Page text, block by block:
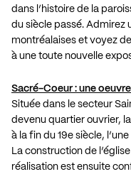
dans l’histoire de la
du siècle passé. Admirez
montréalaises et voyez
à une toute nouvelle
Sacré-Coeur : une
Située dans le secteur
devenu quartier ouvrier,
à la fin du 19e siècle,
La construction de
réalisation est ensuite